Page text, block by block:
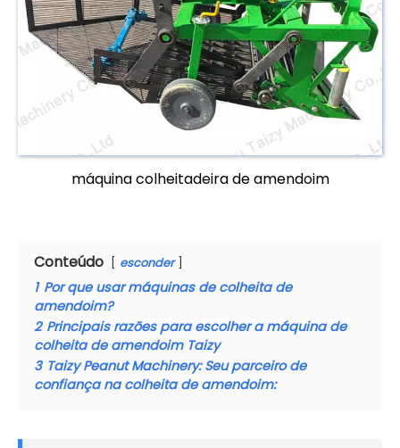
máquina colheitadeira de amendoim
Conteúdo esconder
1 Por que usar máquinas de colheita de
amendoim?
2 Principais razões para escolher a máquina de
colheita de amendoim Taizy
3 Taizy Peanut Machinery: Seu parceiro de
confiança na colheita de amendoim: